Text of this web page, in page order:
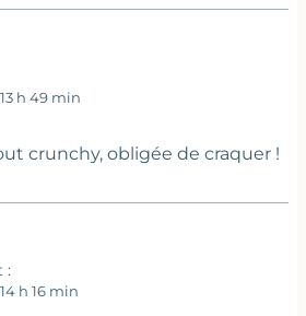
h 49 min
crunchy, obligée de craquer !
:
h 16 min